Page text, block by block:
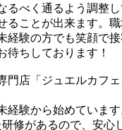
るべく通るよう調整
ることが出来ます。
経験の方でも笑顔で
待ちしております！
門店「ジュエルカフ
経験から始めています
修があるので、安心